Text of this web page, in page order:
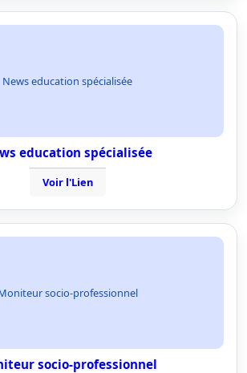
News education spécialisée
education spécialisée
Voir l'Lien
socio-professionnel
socio-professionnel